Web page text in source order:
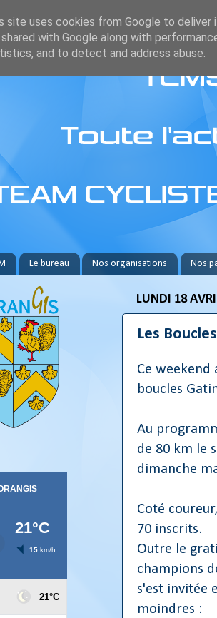
Le bureau Nos organisations Nos
LUNDI 18
Les
Ce weekend
boucles
Au
de 80 km le
dimanche
Coté
70 inscrits.
Outre le
champions
s'est invitée
moindres :
site uses cookies from Google to deliver
with Google along with
and to detect and address abuse.